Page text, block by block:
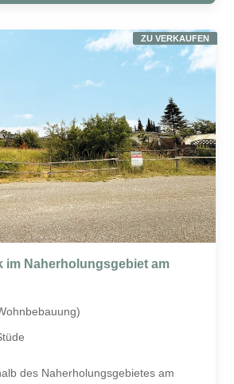
im Naherholungsgebiet am
des Naherholungsgebietes am
ZU VERKAUFEN